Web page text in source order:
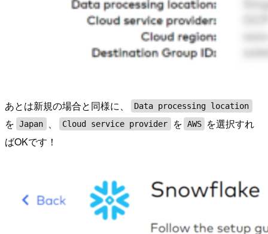
あとは新規の場合と同様に、 Data processing location
を Japan 、 Cloud service provider を AWS
を選択すれ
ばOKです！